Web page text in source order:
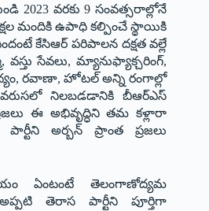
2023 వరకు 9 సంవత్సరాల్లోనే
మందికి ఉపాధి కల్పించే స్థాయికి
కేసిఆర్ పరిపాలన దక్షత వల్లే
సేవలు, మ్యానుఫ్యాక్చరింగ్,
రవాణా, హోటల్ అన్ని రంగాల్లో
నిలబడడానికి బీఆర్ఎస్
ఈ అభివృద్ధిని తమ కళ్లారా
అర్బన్ ప్రాంత ప్రజలు
ఏంటంటే తెలంగాణోద్యమ
తెరాస పార్టీని పూర్తిగా